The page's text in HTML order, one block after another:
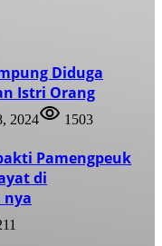
Diduga
Istri Orang
2024 1503
Pamengpeuk
di
nya